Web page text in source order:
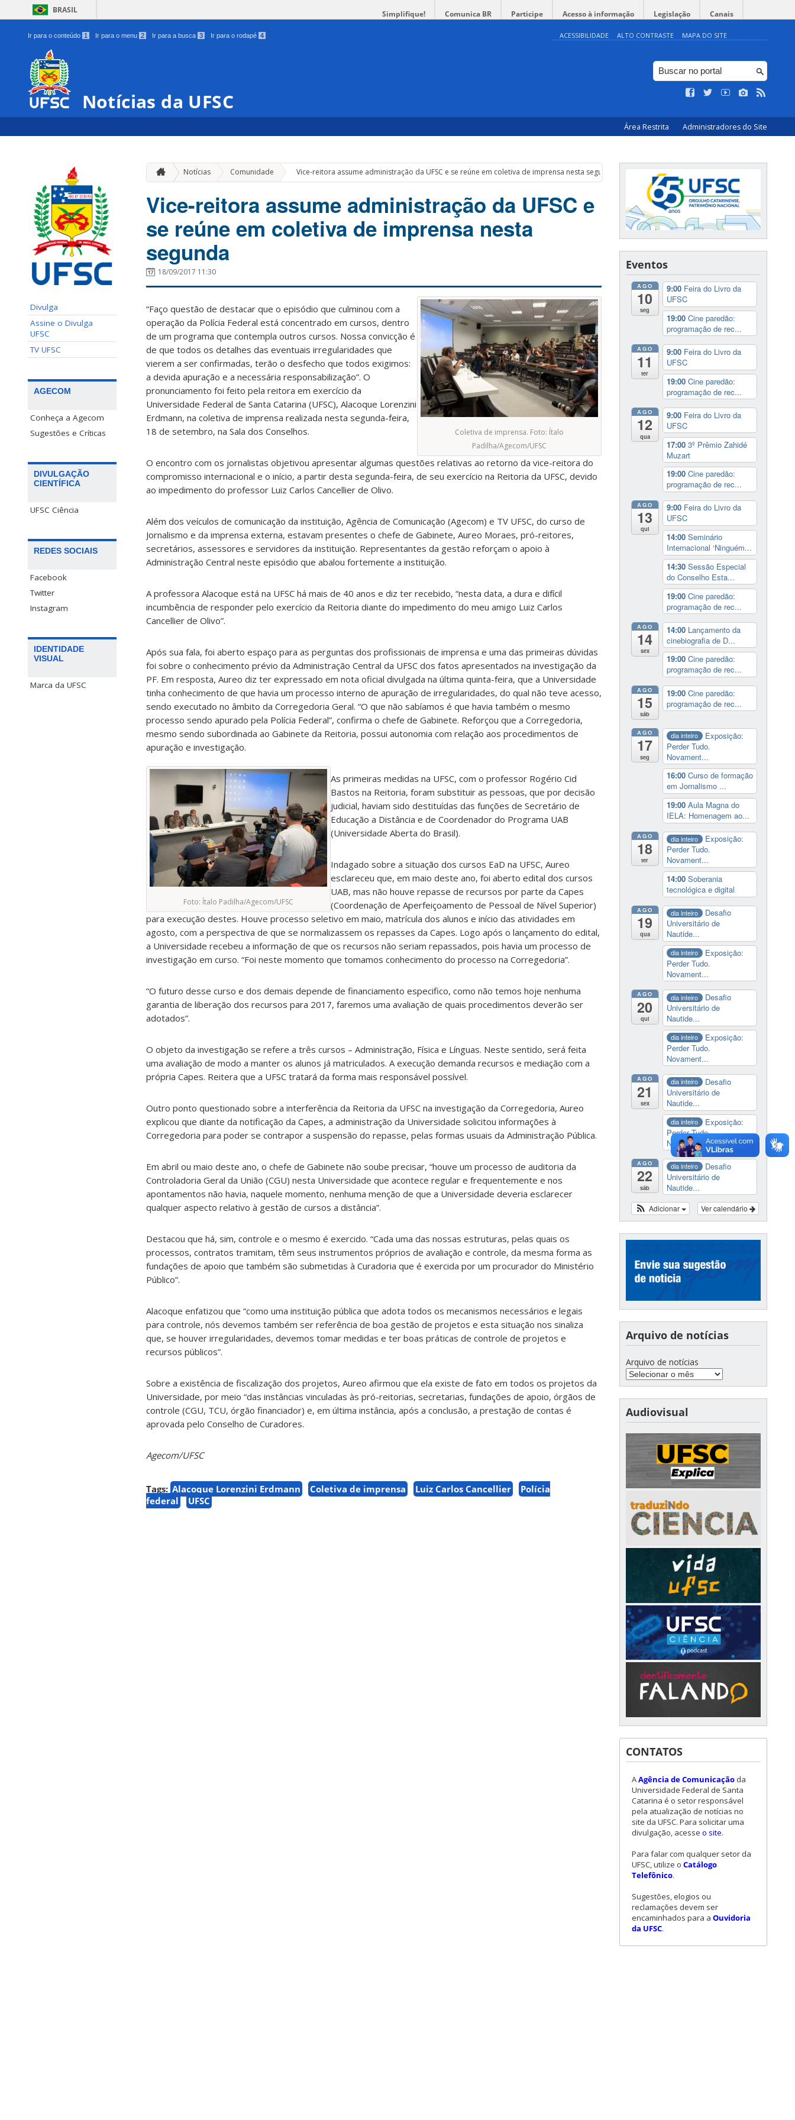
BRASIL Simplifique! Comunica BR Participe Acesso à informação Legislação Canais
Ir para o conteúdo 1 Ir para o menu 2 Ir para a busca 3 Ir para o rodapé 4 ACESSIBILIDADE ALTO CONTRASTE MAPA DO SITE
Notícias da UFSC
Área Restrita Administradores do Site
Divulga
Assine o Divulga
UFSC
TV UFSC
AGECOM
Conheça a Agecom
Sugestões e Críticas
DIVULGAÇÃO
CIENTÍFICA
UFSC Ciência
REDES SOCIAIS
Facebook
Twitter
Instagram
IDENTIDADE
VISUAL
Marca da UFSC
Notícias Comunidade » Vice-reitora assume administração da UFSC e se reúne em coletiva de imprensa nesta segunda
Vice-reitora assume administração da UFSC e
se reúne em coletiva de imprensa nesta
segunda
18/09/2017 11:30
Coletiva de imprensa. Foto: Ítalo
Padilha/Agecom/UFSC
“Faço questão de destacar que o episódio que culminou com a
operação da Polícia Federal está concentrado em cursos, dentro
de um programa que contempla outros cursos. Nossa convicção é
de que todos os detalhes das eventuais irregularidades que
vierem a ser confirmadas, terão o desfecho que todos exigimos:
a devida apuração e a necessária responsabilização”. O
pronunciamento foi feito pela reitora em exercício da
Universidade Federal de Santa Catarina (UFSC), Alacoque Lorenzini
Erdmann, na coletiva de imprensa realizada nesta segunda-feira,
18 de setembro, na Sala dos Conselhos.
O encontro com os jornalistas objetivou apresentar algumas questões relativas ao retorno da vice-reitora do
compromisso internacional e o início, a partir desta segunda-feira, de seu exercício na Reitoria da UFSC, devido
ao impedimento do professor Luiz Carlos Cancellier de Olivo.
Além dos veículos de comunicação da instituição, Agência de Comunicação (Agecom) e TV UFSC, do curso de
Jornalismo e da imprensa externa, estavam presentes o chefe de Gabinete, Aureo Moraes, pró-reitores,
secretários, assessores e servidores da instituição. Representantes da gestão reforçam o apoio à
Administração Central neste episódio que abalou fortemente a instituição.
A professora Alacoque está na UFSC há mais de 40 anos e diz ter recebido, “nesta data, a dura e difícil
incumbência de responder pelo exercício da Reitoria diante do impedimento do meu amigo Luiz Carlos
Cancellier de Olivo”.
Após sua fala, foi aberto espaço para as perguntas dos profissionais de imprensa e uma das primeiras dúvidas
foi sobre o conhecimento prévio da Administração Central da UFSC dos fatos apresentados na investigação da
PF. Em resposta, Aureo diz ter expressado em nota oficial divulgada na última quinta-feira, que a Universidade
tinha conhecimento de que havia um processo interno de apuração de irregularidades, do qual não teve acesso,
sendo executado no âmbito da Corregedoria Geral. “O que não sabíamos é que havia também o mesmo
processo sendo apurado pela Polícia Federal”, confirma o chefe de Gabinete. Reforçou que a Corregedoria,
mesmo sendo subordinada ao Gabinete da Reitoria, possui autonomia com relação aos procedimentos de
apuração e investigação.
Foto: Ítalo Padilha/Agecom/UFSC
As primeiras medidas na UFSC, com o professor Rogério Cid
Bastos na Reitoria, foram substituir as pessoas, que por decisão
judicial, haviam sido destituídas das funções de Secretário de
Educação a Distância e de Coordenador do Programa UAB
(Universidade Aberta do Brasil).
Indagado sobre a situação dos cursos EaD na UFSC, Aureo
esclareceu que, em maio deste ano, foi aberto edital dos cursos
UAB, mas não houve repasse de recursos por parte da Capes
(Coordenação de Aperfeiçoamento de Pessoal de Nível Superior)
para execução destes. Houve processo seletivo em maio, matrícula dos alunos e início das atividades em
agosto, com a perspectiva de que se normalizassem os repasses da Capes. Logo após o lançamento do edital,
a Universidade recebeu a informação de que os recursos não seriam repassados, pois havia um processo de
investigação em curso. “Foi neste momento que tomamos conhecimento do processo na Corregedoria”.
“O futuro desse curso e dos demais depende de financiamento especifico, como não temos hoje nenhuma
garantia de liberação dos recursos para 2017, faremos uma avaliação de quais procedimentos deverão ser
adotados”.
O objeto da investigação se refere a três cursos – Administração, Física e Línguas. Neste sentido, será feita
uma avaliação de modo a manter os alunos já matriculados. A execução demanda recursos e mediação com a
própria Capes. Reitera que a UFSC tratará da forma mais responsável possível.
Outro ponto questionado sobre a interferência da Reitoria da UFSC na investigação da Corregedoria, Aureo
explicou que diante da notificação da Capes, a administração da Universidade solicitou informações à
Corregedoria para poder se contrapor a suspensão do repasse, pelas formas usuais da Administração Pública.
Em abril ou maio deste ano, o chefe de Gabinete não soube precisar, “houve um processo de auditoria da
Controladoria Geral da União (CGU) nesta Universidade que acontece regular e frequentemente e nos
apontamentos não havia, naquele momento, nenhuma menção de que a Universidade deveria esclarecer
qualquer aspecto relativo à gestão de cursos a distância”.
Destacou que há, sim, controle e o mesmo é exercido. “Cada uma das nossas estruturas, pelas quais os
processos, contratos tramitam, têm seus instrumentos próprios de avaliação e controle, da mesma forma as
fundações de apoio que também são submetidas à Curadoria que é exercida por um procurador do Ministério
Público”.
Alacoque enfatizou que “como uma instituição pública que adota todos os mecanismos necessários e legais
para controle, nós devemos também ser referência de boa gestão de projetos e esta situação nos sinaliza
que, se houver irregularidades, devemos tomar medidas e ter boas práticas de controle de projetos e
recursos públicos”.
Sobre a existência de fiscalização dos projetos, Aureo afirmou que ela existe de fato em todos os projetos da
Universidade, por meio “das instâncias vinculadas às pró-reitorias, secretarias, fundações de apoio, órgãos de
controle (CGU, TCU, órgão financiador) e, em última instância, após a conclusão, a prestação de contas é
aprovada pelo Conselho de Curadores.
Agecom/UFSC
Tags: Alacoque Lorenzini Erdmann Coletiva de imprensa Luiz Carlos Cancellier
Polícia
federal
UFSC
Eventos
AGO
10
seg
9:00 Feira do Livro da
UFSC
19:00 Cine paredão:
programação de rec...
AGO
11
ter
9:00 Feira do Livro da
UFSC
19:00 Cine paredão:
programação de rec...
AGO
12
qua
9:00 Feira do Livro da
UFSC
17:00 3º Prêmio Zahidé
Muzart
19:00 Cine paredão:
programação de rec...
AGO
13
qui
9:00 Feira do Livro da
UFSC
14:00 Seminário
Internacional ‘Ninguém...
14:30 Sessão Especial
do Conselho Esta...
19:00 Cine paredão:
programação de rec...
AGO
14
sex
14:00 Lançamento da
cinebiografia de D...
19:00 Cine paredão:
programação de rec...
AGO
15
sáb
19:00 Cine paredão:
programação de rec...
AGO
17
seg
dia inteiro
Exposição:
Perder Tudo.
Novament...
16:00 Curso de formação
em Jornalismo ...
19:00 Aula Magna do
IELA: Homenagem ao...
AGO
18
ter
dia inteiro
Exposição:
Perder Tudo.
Novament...
14:00 Soberania
tecnológica e digital
AGO
19
qua
dia inteiro
Desafio
Universitário de
Nautide...
dia inteiro
Exposição:
Perder Tudo.
Novament...
AGO
20
qui
dia inteiro
Desafio
Universitário de
Nautide...
dia inteiro
Exposição:
Perder Tudo.
Novament...
AGO
21
sex
dia inteiro
Desafio
Universitário de
Nautide...
dia inteiro
Exposição:
Perder Tudo.
Novament...
AGO
22
sáb
dia inteiro
Desafio
Universitário de
Nautide...
Ver calendário
Adicionar
Arquivo de notícias
Arquivo de notícias
Audiovisual
CONTATOS
AAgência de Comunicação da
Universidade Federal de Santa
Catarina é o setor responsável
pela atualização de notícias no
site da UFSC. Para solicitar uma
divulgação, acesse o site.
Para falar com qualquer setor da
UFSC, utilize o Catálogo
Telefônico.
Sugestões, elogios ou
reclamações devem ser
encaminhados para a Ouvidoria
da UFSC.